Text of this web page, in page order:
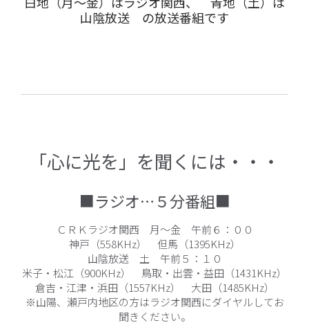
山陰放送 の放送番組です
「心に光を」を聞くには・・・
■ラジオ…５分番組■
ＣＲＫラジオ関西 月～金 午前６：００
神戸（558KHz） 但馬（1395KHz）
山陰放送 土 午前５：１０
米子・松江（900KHz） 鳥取・出雲・益田（1431KHz）
倉吉・江津・浜田（1557KHz） 大田（1485KHz）
※山陽、瀬戸内地区の方はラジオ関西にダイヤルしてお
聞きください。